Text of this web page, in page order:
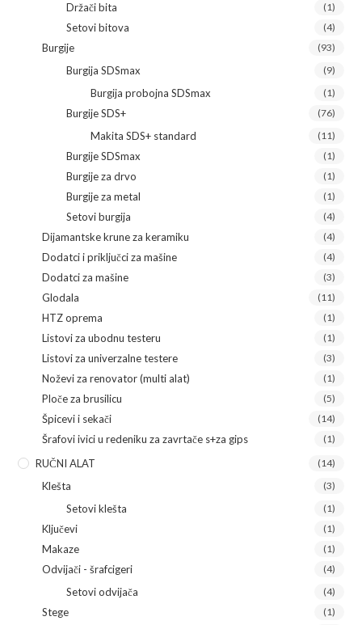
Držači bita (1)
Setovi bitova (4)
Burgije (93)
Burgija SDSmax (9)
Burgija probojna SDSmax (1)
Burgije SDS+ (76)
Makita SDS+ standard (11)
Burgije SDSmax (1)
Burgije za drvo (1)
Burgije za metal (1)
Setovi burgija (4)
Dijamantske krune za keramiku (4)
Dodatci i priključci za mašine (4)
Dodatci za mašine (3)
Glodala (11)
HTZ oprema (1)
Listovi za ubodnu testeru (1)
Listovi za univerzalne testere (3)
Noževi za renovator (multi alat) (1)
Ploče za brusilicu (5)
Špicevi i sekači (14)
Šrafovi ivici u redeniku za zavrtače s+za gips (1)
RUČNI ALAT (14)
Klešta (3)
Setovi klešta (1)
Ključevi (1)
Makaze (1)
Odvijači - šrafcigeri (4)
Setovi odvijača (4)
Stege (1)